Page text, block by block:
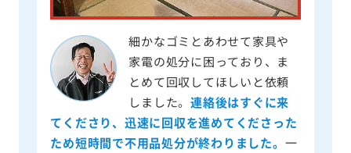
細かなゴミとあわせて家具や
家電の処分に困っており、ま
とめて回収してほしいと依頼
しました。連絡後はすぐに来
てくださり、迅速に回収を進めてくださった
ため短時間で不用品処分が終わりました。 一